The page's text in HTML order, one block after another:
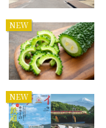
NEW
NEW